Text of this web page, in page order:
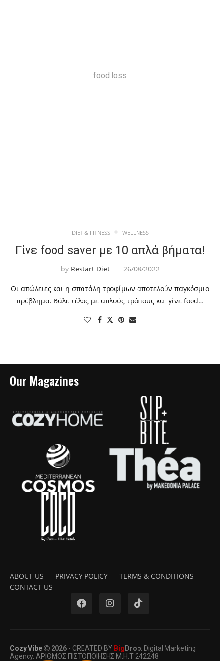
food loss
DIET & FITNESS WELLNESS
Γίνε food saver με 10 απλά βήματα!
by Restart Diet 26/08/2022
Οι απώλειες και η σπατάλη τροφίμων αποτελούν παγκόσμιο
πρόβλημα. Bάλε τέλος με απλούς τρόπους και γίνε food…
Our Magazines
ABOUT US PRIVACY POLICY
TERMS & CONDITIONS
CONTACT US
Cozy Vibe 2026 - CREATED BY BigDrop . Digital Marketing
Agency. ΑΡΙΘΜΟΣ ΠΙΣΤΟΠΟΙΗΣΗΣ Μ.Η.Τ 242248